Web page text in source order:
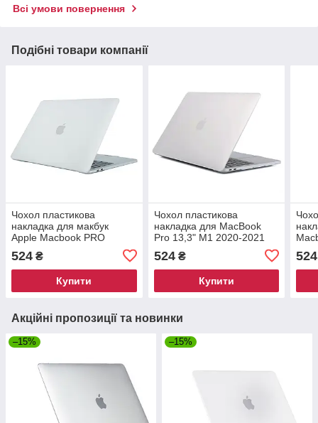
Всі умови повернення
Подібні товари компанії
Чохол пластикова
накладка для макбук
Apple Macbook PRO
(A1425/A1502) - прозора
матова
524 ₴
Купити
Чохол пластикова
накладка для MacBook
Pro 13,3" M1 2020-2021
матовий
524₴
Купити
—
524
Акційні пропозиції та новинки
–15% –15%